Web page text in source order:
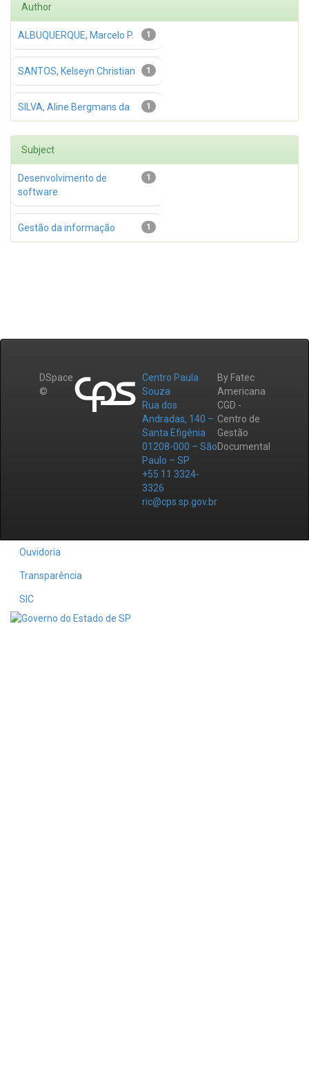
Author
1
ALBUQUERQUE, Marcelo P.
1
SANTOS, Kelseyn Christian
1
SILVA, Aline Bergmans da
Subject
1
Desenvolvimento de
software
1
Gestão da informação
DSpace
©
Centro Paula
Souza
Rua dos
Andradas, 140 –
Santa Efigênia
01208-000 – São
Paulo – SP
+55 11 3324-
3326
ric@cps.sp.gov.br
By Fatec
Americana
CGD -
Centro de
Gestão
Documental
Ouvidoria
Transparência
SIC